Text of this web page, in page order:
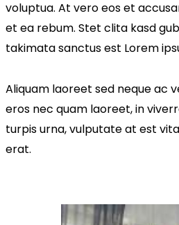
voluptua. At vero eos et
et ea rebum. Stet clita kasd
takimata sanctus est Lorem
Aliquam laoreet sed neque ac
eros nec quam laoreet, in
turpis urna, vulputate at est
erat.